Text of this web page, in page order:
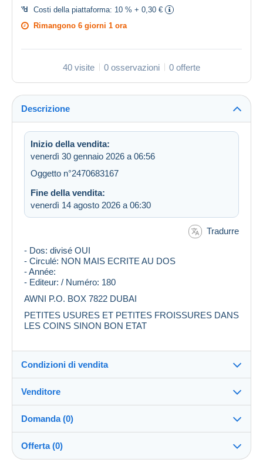
Costi della piattaforma: 10 % + 0,30 €
Rimangono 6 giorni 1 ora
40 visite 0 osservazioni 0 offerte
Descrizione
Inizio della vendita:
venerdì 30 gennaio 2026 a 06:56
Oggetto n°2470683167
Fine della vendita:
venerdì 14 agosto 2026 a 06:30
Tradurre
- Dos: divisé OUI
- Circulé: NON MAIS ECRITE AU DOS
- Année:
- Editeur: / Numéro: 180
AWNI P.O. BOX 7822 DUBAI
PETITES USURES ET PETITES FROISSURES DANS
LES COINS SINON BON ETAT
Condizioni di vendita
Destinazione:
Vedi l'elenco dei paesi
Direttamente al destinatario:
Sì
Venditore
shali99%(2859x)
Negozio
Domanda (0)
Offerta (0)